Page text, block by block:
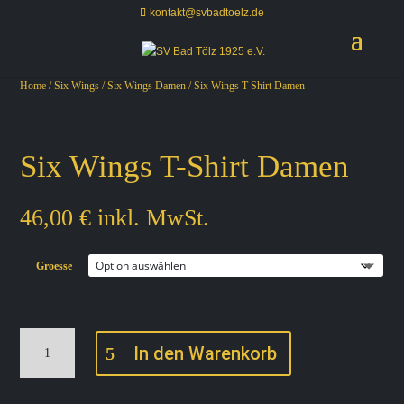
kontakt@svbadtoelz.de
Home /Six Wings /Six Wings Damen / Six Wings T-Shirt Damen
Six Wings T-Shirt Damen
46,00€ inkl. MwSt.
Groesse
In den Warenkorb